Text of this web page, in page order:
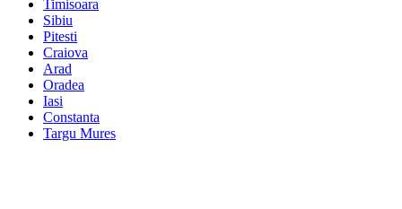
Timisoara
Sibiu
Pitesti
Craiova
Arad
Oradea
Iasi
Constanta
Targu Mures